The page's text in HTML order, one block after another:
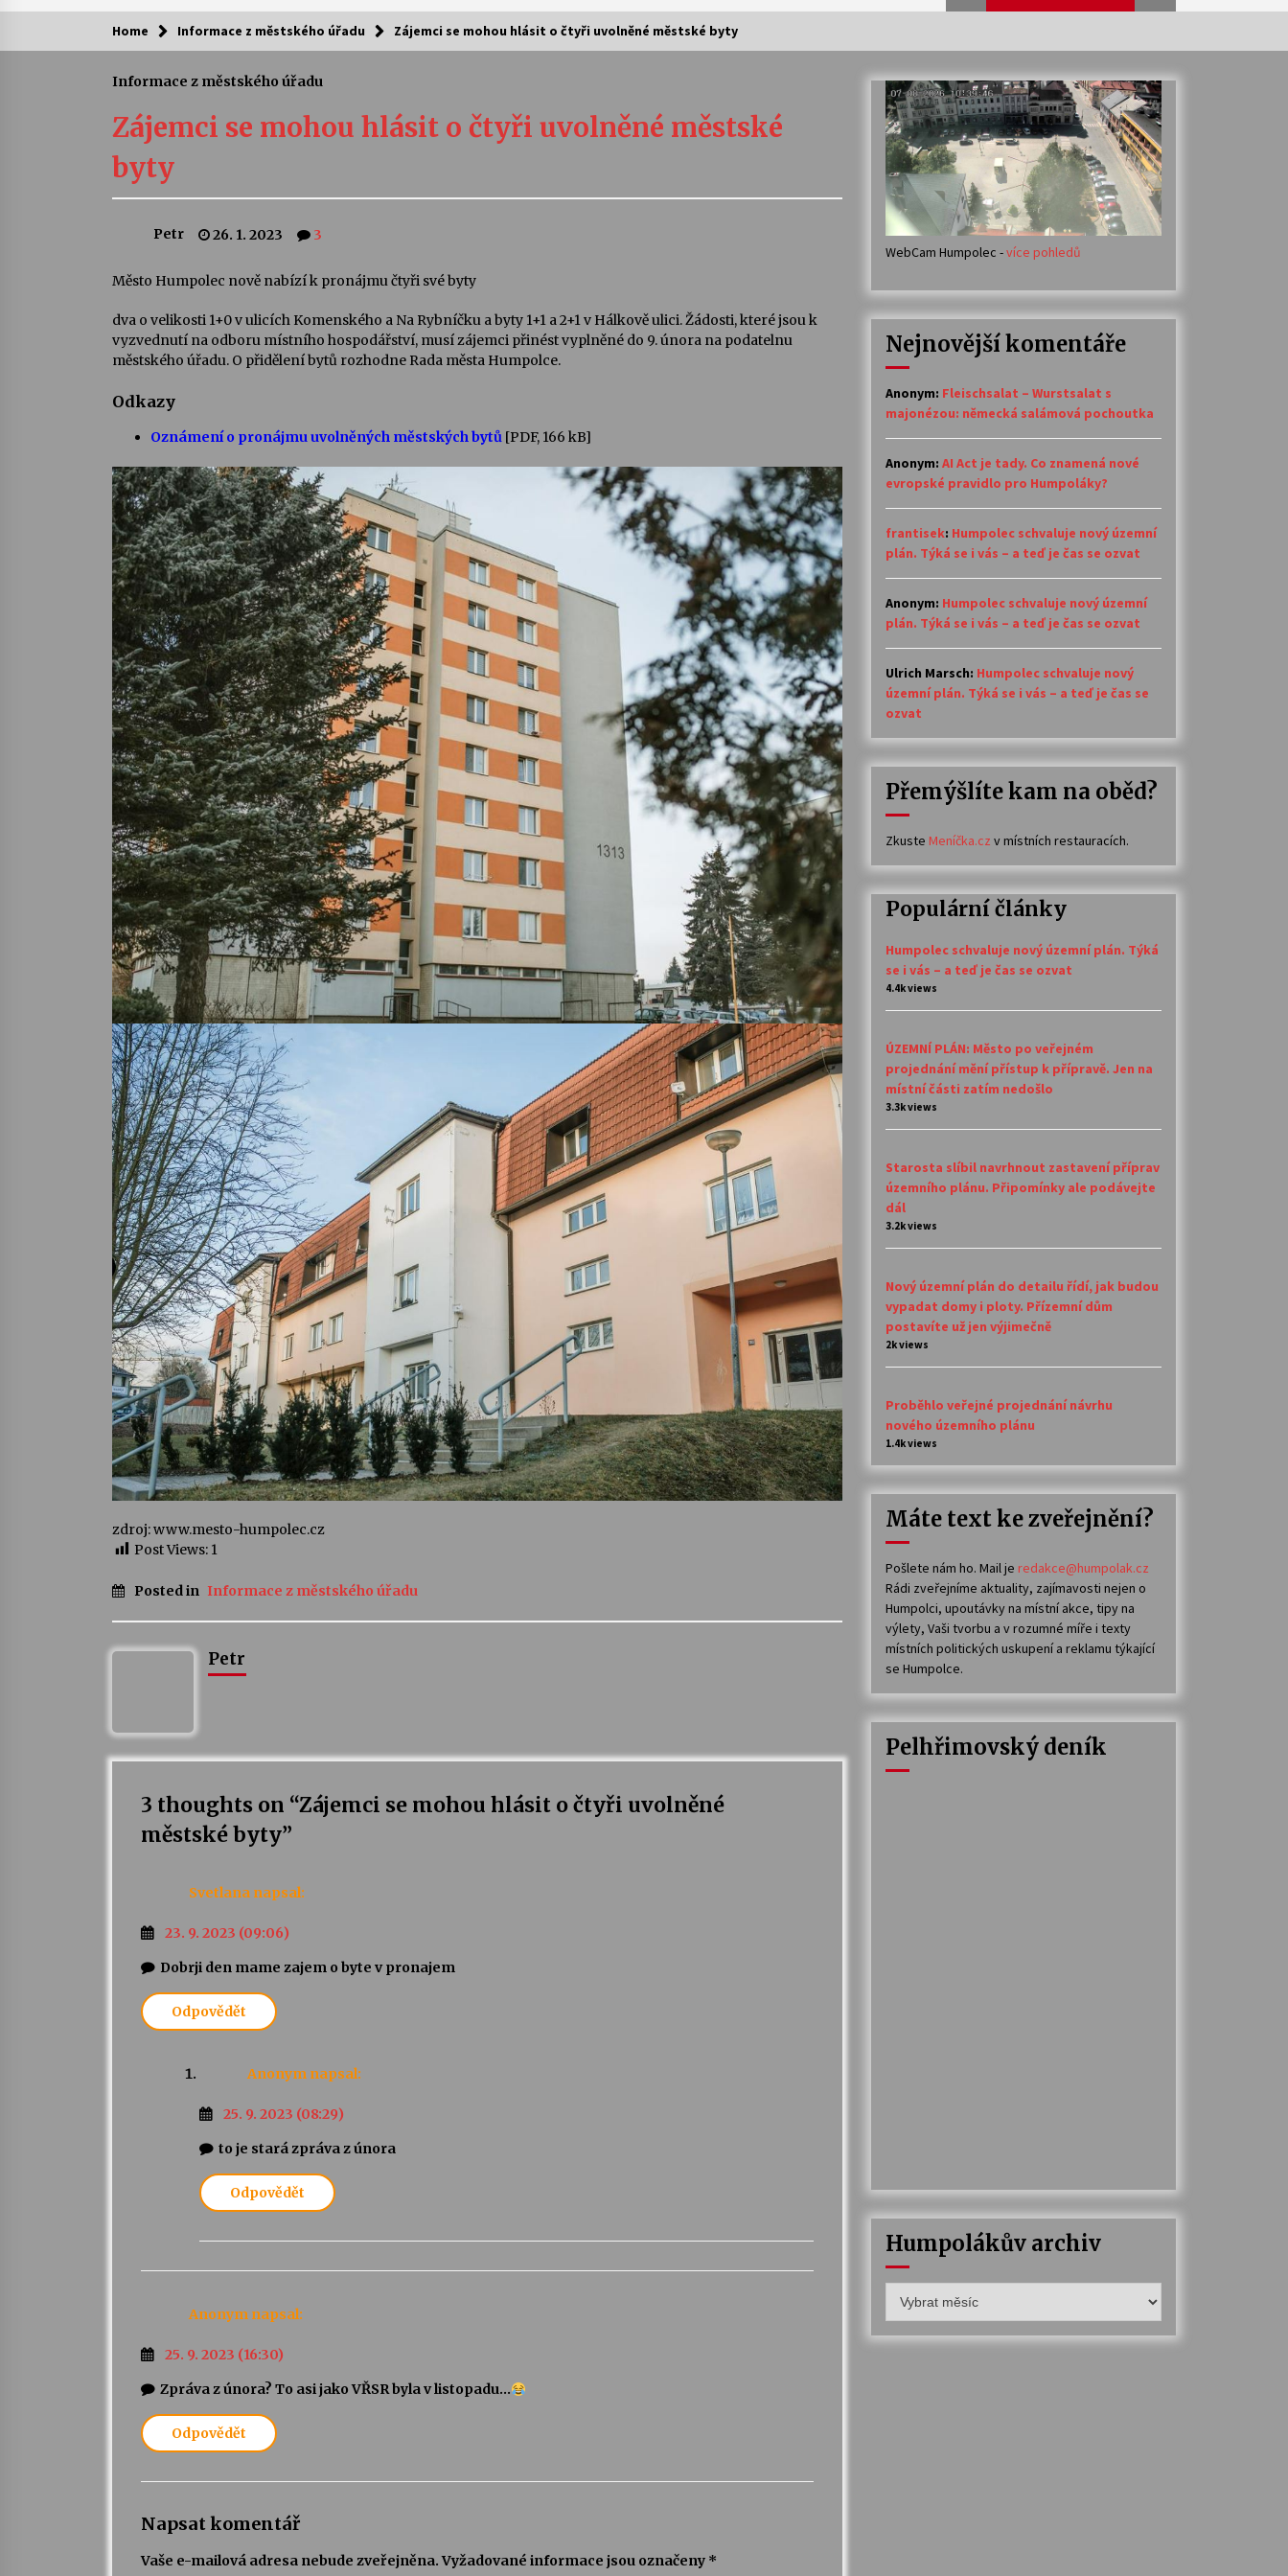
Kam za kulturou?
Camerata a Sukuba Ensemble
4. 8. 2026
Stávám se kapkou
30. 7. 2026
Veselí muzikanti
30. 7. 2026
Quijotova šedesátka: 28. 7.–1. 8.
28. 7. 2026
Kolchoz a Jenakaši
Votavžatský ploty
23. 7. 2026
Letní koncerty ve Stromovce: Rufus
22. 7. 2026
14. 7. 2026
Za kulturou kousek za Humpolec. V
30. 6. 2026
Home Informace z městského úřadu Zájemci se mohou hlásit o čtyři uvolněné městské byty
Informace z městského úřadu
Zájemci se mohou hlásit o čtyři uvolněné městské
byty
Petr 26. 1. 2023 3
Město Humpolec nově nabízí k pronájmu čtyři své byty
dva o velikosti 1+0 v ulicích Komenského a Na Rybníčku a byty 1+1 a 2+1 v Hálkově ulici. Žádosti, které jsou k
vyzvednutí na odboru místního hospodářství, musí zájemci přinést vyplněné do 9. února na podatelnu
městského úřadu. O přidělení bytů rozhodne Rada města Humpolce.
Odkazy
Oznámení o pronájmu uvolněných městských bytů [PDF, 166 kB]
zdroj: www.mesto-humpolec.cz
Post Views: 1
Posted in Informace z městského úřadu
Petr
3 thoughts on “Zájemci se mohou hlásit o čtyři uvolněné
městské byty”
Svetlana napsal:
23. 9. 2023 (09:06)
Dobrji den mame zajem o byte v pronajem
Odpovědět
Anonym napsal:
25. 9. 2023 (08:29)
to je stará zpráva z února
Odpovědět
Anonym napsal:
25. 9. 2023 (16:30)
Zpráva z února? To asi jako VŘSR byla v listopadu…
Odpovědět
Napsat komentář
Vaše e-mailová adresa nebude zveřejněna. Vyžadované informace jsou označeny *
WebCam Humpolec -více pohledů
Nejnovější komentáře
Anonym: Fleischsalat – Wurstsalat s
majonézou: německá salámová pochoutka
Anonym: AI Act je tady. Co znamená nové
evropské pravidlo pro Humpoláky?
frantisek: Humpolec schvaluje nový územní
plán. Týká se i vás – a teď je čas se ozvat
Anonym: Humpolec schvaluje nový územní
plán. Týká se i vás – a teď je čas se ozvat
Ulrich Marsch: Humpolec schvaluje nový
územní plán. Týká se i vás – a teď je čas se
ozvat
Přemýšlíte kam na oběd?
Zkuste Meníčka.cz v místních restauracích.
Populární články
Humpolec schvaluje nový územní plán. Týká
se i vás – a teď je čas se ozvat
4.4k views
ÚZEMNÍ PLÁN: Město po veřejném
projednání mění přístup k přípravě. Jen na
místní části zatím nedošlo
3.3k views
Starosta slíbil navrhnout zastavení příprav
územního plánu. Připomínky ale podávejte
dál
3.2k views
Nový územní plán do detailu řídí, jak budou
vypadat domy i ploty. Přízemní dům
postavíte už jen výjimečně
2k views
Proběhlo veřejné projednání návrhu
nového územního plánu
1.4k views
Máte text ke zveřejnění?
Pošlete nám ho. Mail je redakce@humpolak.cz
Rádi zveřejníme aktuality, zajímavosti nejen o
Humpolci, upoutávky na místní akce, tipy na
výlety, Vaši tvorbu a v rozumné míře i texty
místních politických uskupení a reklamu týkající
se Humpolce.
Pelhřimovský deník
Humpolákův archiv
archiv